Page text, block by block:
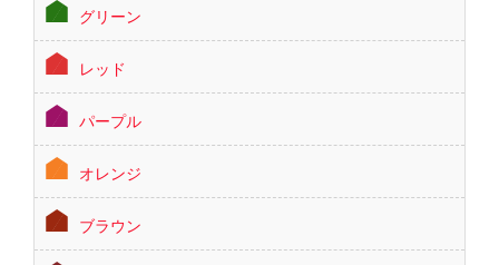
グリーン
レッド
パープル
オレンジ
ブラウン